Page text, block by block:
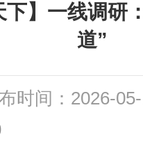
业 互动交流
下】一线调研
道”
时间：2026-